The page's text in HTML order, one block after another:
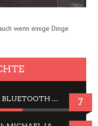
wenn einige Dinge
JBL TUNE 720BT: OVER EAR BLUETOOTH KOPFHÖRER UM DIE 50,-€ IM DAUER-TEST 7